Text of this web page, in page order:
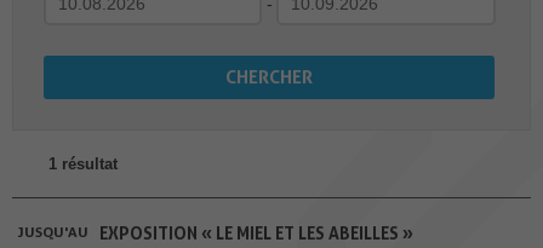
1 résultat
JUSQU'AU EXPOSITION « LE MIEL ET LES ABEILLES »